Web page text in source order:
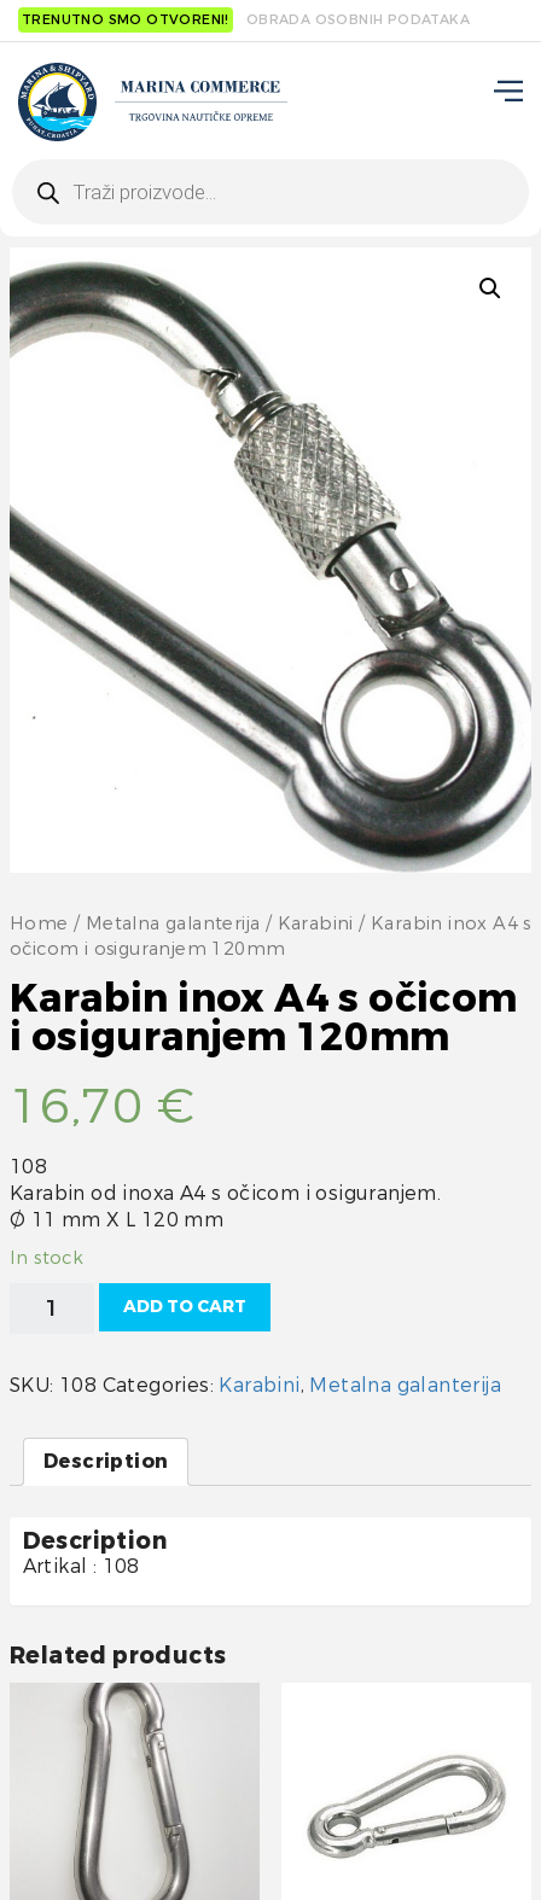
TRENUTNO SMO OTVORENI! OBRADA OSOBNIH PODATAKA
search
Home / Metalna galanterija / Karabini / Karabin inox A4 s
očicom i osiguranjem 120mm
Karabin inox A4 s očicom
i osiguranjem 120mm
16,70 €
108
Karabin od inoxa A4 s očicom i osiguranjem.
Ø 11 mm X L 120 mm
In stock
Karabin
inox
s
osiguranjem
120mm
ADD TO CART
SKU: 108 Categories: Karabini, Metalna galanterija
Description
Description
Artikal : 108
Related products